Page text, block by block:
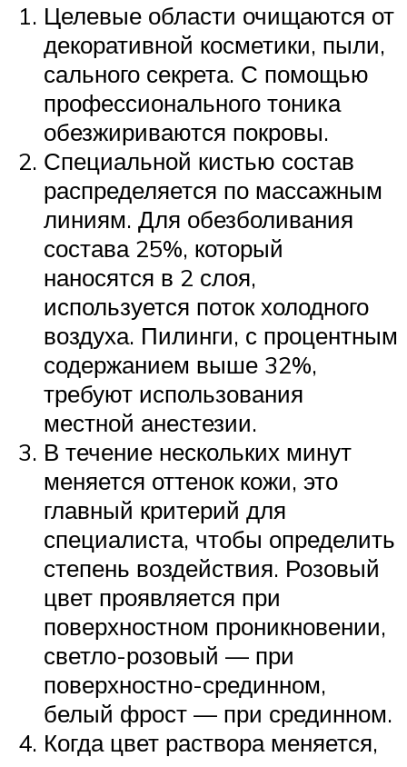
Целевые области очищаются от
декоративной косметики, пыли,
сального секрета. С помощью
профессионального тоника
обезжириваются покровы.
Специальной кистью состав
распределяется по массажным
линиям. Для обезболивания
состава 25%, который
наносятся в 2 слоя,
используется поток холодного
воздуха. Пилинги, с процентным
содержанием выше 32%,
требуют использования
местной анестезии.
В течение нескольких минут
меняется оттенок кожи, это
главный критерий для
специалиста, чтобы определить
степень воздействия. Розовый
цвет проявляется при
поверхностном проникновении,
светло-розовый — при
поверхностно-срединном,
белый фрост — при срединном.
Когда цвет раствора меняется,